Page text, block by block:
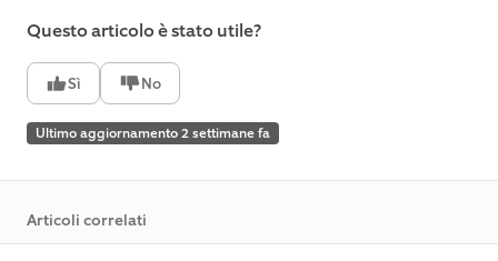
Questo articolo è stato utile?
Sì No
Ultimo aggiornamento 2 settimane fa
Articoli correlati